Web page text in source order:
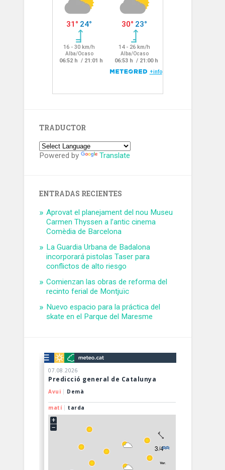
TRADUCTOR
Powered by Translate
ENTRADAS RECIENTES
Aprovat el planejament del nou Museu
Carmen Thyssen a l’antic cinema
Comèdia de Barcelona
La Guardia Urbana de Badalona
incorporará pistolas Taser para
conflictos de alto riesgo
Comienzan las obras de reforma del
recinto ferial de Montjuïc
Nuevo espacio para la práctica del
skate en el Parque del Maresme